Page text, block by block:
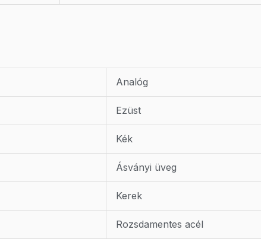
Analóg
Ezüst
Kék
Ásványi üveg
Kerek
Rozsdamentes acél